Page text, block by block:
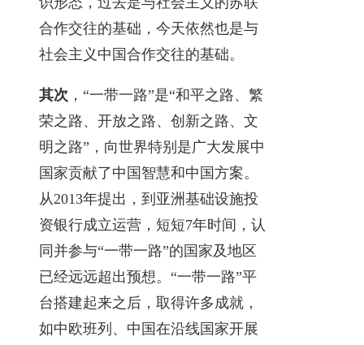
合作交往的基础，今天依然也是与
社会主义中国合作交往的基础。
其次 ，“一带一路”是“和平之路、繁
荣之路、开放之路、创新之路、文
明之路”，向世界特别是广大发展中
国家贡献了中国智慧和中国方案。
从2013年提出，到亚洲基础设施投
资银行成立运营，短短7年时间，认
同并参与“一带一路”的国家及地区
已经远远超出预想。“一带一路”平
台搭建起来之后，取得许多成就，
如中欧班列、中国在沿线国家开展